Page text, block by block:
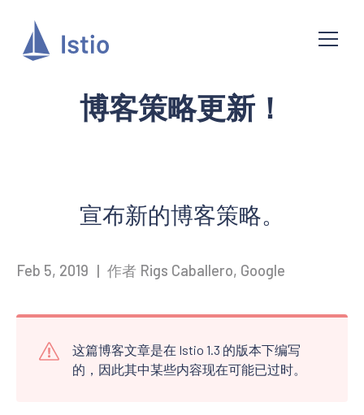
博客策略更新！
宣布新的博客策略。
Feb 5, 2019 | 作者 Rigs Caballero, Google
这篇博客文章是在 Istio 1.3 的版本下编写
的，因此其中某些内容现在可能已过时。